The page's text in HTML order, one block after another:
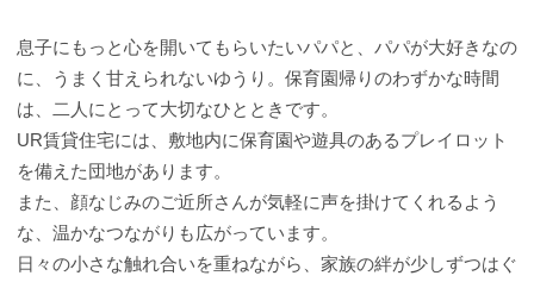
息子にもっと心を開いてもらいたいパパと、パパが大好きなの
に、うまく甘えられないゆうり。保育園帰りのわずかな時間
は、二人にとって大切なひとときです。
UR賃貸住宅には、敷地内に保育園や遊具のあるプレイロット
を備えた団地があります。
また、顔なじみのご近所さんが気軽に声を掛けてくれるよう
な、温かなつながりも広がっています。
日々の小さな触れ合いを重ねながら、家族の絆が少しずつはぐ